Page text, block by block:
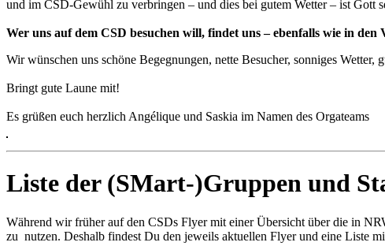
und im CSD-Gewühl zu verbringen – und dies bei gutem Wetter – ist Gott
Wer uns auf dem CSD besuchen will, findet uns – ebenfalls wie in den
Wir wünschen uns schöne Begegnungen, nette Besucher, sonniges Wetter,
Bringt gute Laune mit!
Es grüßen euch herzlich Angélique und Saskia im Namen des Orgateams
Liste der (SMart-)Gruppen und
Während wir früher auf den CSDs Flyer mit einer Übersicht über die in
zu nutzen. Deshalb findest Du den jeweils aktuellen Flyer und eine Liste